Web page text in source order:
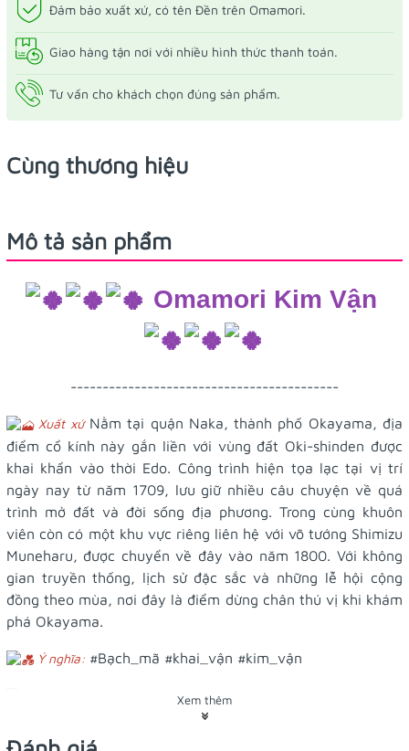
Đảm bảo xuất xứ, có tên Đền trên Omamori.
Giao hàng tận nơi với nhiều hình thức thanh toán.
Tư vấn cho khách chọn đúng sản phẩm.
Cùng thương hiệu
Mô tả sản phẩm
Omamori Kim Vận
------------------------------------------
Xuất xứNằm tại quận Naka, thành phố Okayama, địa
điểm cổ kính này gắn liền với vùng đất Oki-shinden được
khai khẩn vào thời Edo. Công trình hiện tọa lạc tại vị trí
ngày nay từ năm 1709, lưu giữ nhiều câu chuyện về quá
trình mở đất và đời sống địa phương. Trong cùng khuôn
viên còn có một khu vực riêng liên hệ với võ tướng Shimizu
Muneharu, được chuyển về đây vào năm 1800. Với không
gian truyền thống, lịch sử đặc sắc và những lễ hội cộng
đồng theo mùa, nơi đây là điểm dừng chân thú vị khi khám
phá Okayama.
Ý nghĩa: #Bạch_mã #khai_vận #kim_vận
Xem thêm